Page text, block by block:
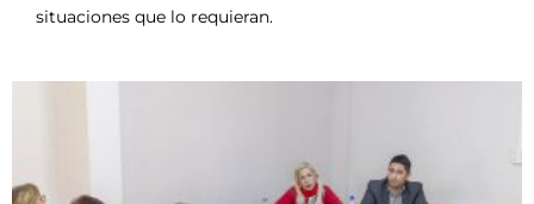
situaciones que lo requieran.